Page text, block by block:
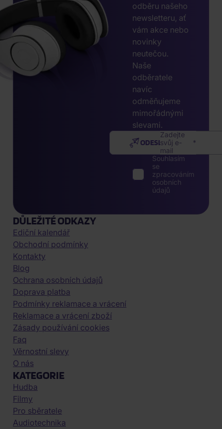
odběru našeho
newsletteru, ať
vám akce nebo
novinky
neutečou.
Naše
odběratele
navíc
odměňujeme
mimořádnými
slevami.
Zadejte
svůj e-
mail
ODESLAT
Souhlasím
se
zpracováním
osobních
údajů
DŮLEŽITÉ ODKAZY
Ediční kalendář
Obchodní podmínky
Kontakty
Blog
Ochrana osobních údajů
Doprava platba
Podmínky reklamace a vrácení
Reklamace a vrácení zboží
Zásady používání cookies
Faq
Věrnostní slevy
O nás
KATEGORIE
Hudba
Filmy
Pro sběratele
Audiotechnika